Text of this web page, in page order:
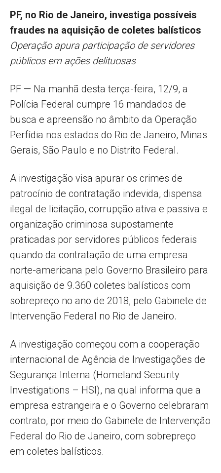
PF, no Rio de Janeiro, investiga possíveis
fraudes na aquisição de coletes balísticos
Operação apura participação de servidores
públicos em ações delituosas
PF — Na manhã desta terça-feira, 12/9, a
Polícia Federal cumpre 16 mandados de
busca e apreensão no âmbito da Operação
Perfídia nos estados do Rio de Janeiro, Minas
Gerais, São Paulo e no Distrito Federal.
A investigação visa apurar os crimes de
patrocínio de contratação indevida, dispensa
ilegal de licitação, corrupção ativa e passiva e
organização criminosa supostamente
praticadas por servidores públicos federais
quando da contratação de uma empresa
norte-americana pelo Governo Brasileiro para
aquisição de 9.360 coletes balísticos com
sobrepreço no ano de 2018, pelo Gabinete de
Intervenção Federal no Rio de Janeiro.
A investigação começou com a cooperação
internacional de Agência de Investigações de
Segurança Interna (Homeland Security
Investigations – HSI), na qual informa que a
empresa estrangeira e o Governo celebraram
contrato, por meio do Gabinete de Intervenção
Federal do Rio de Janeiro, com sobrepreço
em coletes balísticos.